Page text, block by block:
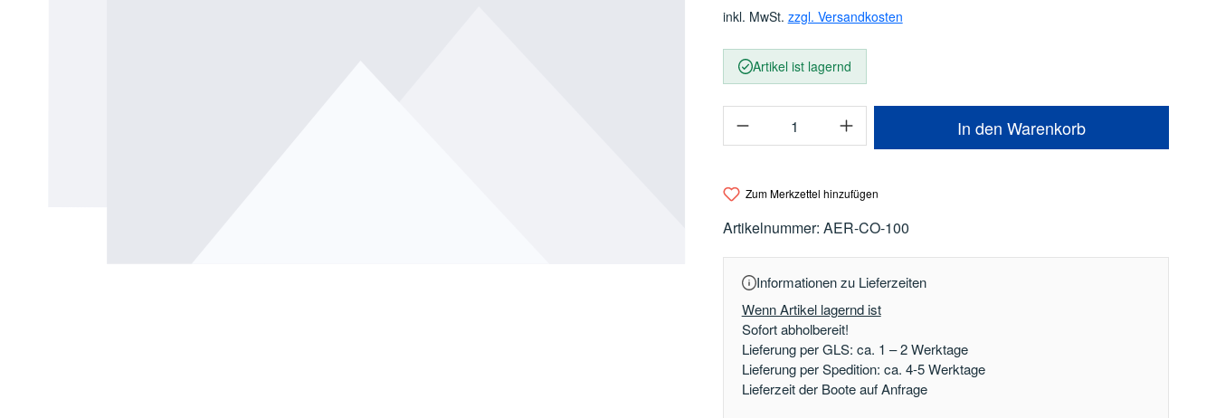
inkl. MwSt. zzgl. Versandkosten
Artikel ist lagernd
Produkt Anzahl: Gib den gewünschten Wert ein
In den Warenkorb
Zum Merkzettel hinzufügen
Artikelnummer: AER-CO-100
Informationen zu Lieferzeiten
Wenn Artikel lagernd ist
Sofort abholbereit!
Lieferung per GLS: ca. 1 – 2 Werktage
Lieferung per Spedition: ca. 4-5 Werktage
Lieferzeit der Boote auf Anfrage